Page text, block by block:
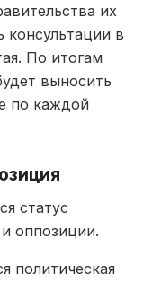
их
консультации в
По итогам
выносить
по каждой
статус
оппозиции.
политическая